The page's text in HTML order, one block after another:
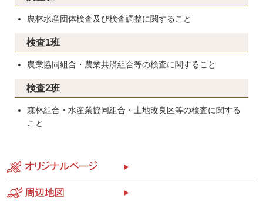
農林水産団体検査及び検査調整に関すること
検査1班
農業協同組合・農業共済組合等の検査に関すること
検査2班
森林組合・水産業協同組合・土地改良区等の検査に関する
こと